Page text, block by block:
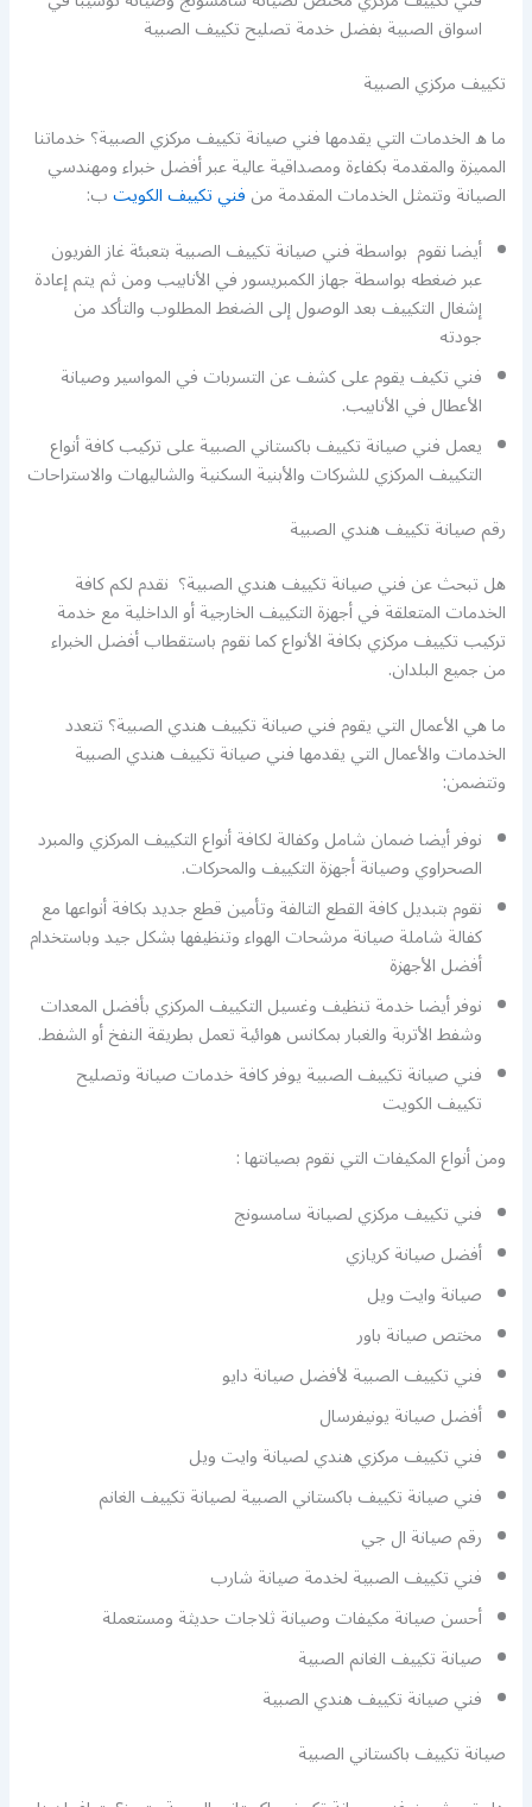
اسواق الصبية بفضل خدمة تصليح تكييف الصبية
تكييف مركزي الصبية
ما ه الخدمات التي يقدمها فني صيانة تكييف مركزي الصبية؟ خدماتنا
المميزة والمقدمة بكفاءة ومصداقية عالية عبر أفضل خبراء ومهندسي
الصيانة وتتمثل الخدمات المقدمة منفني تكييف الكويتب:
أيضا نقوم بواسطة فني صيانة تكييف الصبية بتعبئة غاز الفريون
عبر ضغطه بواسطة جهاز الكمبريسور في الأنابيب ومن ثم يتم إعادة
إشغال التكييف بعد الوصول إلى الضغط المطلوب والتأكد من
جودته
فني تكيف يقوم على كشف عن التسربات في المواسير وصيانة
الأعطال في الأنابيب.
يعمل فني صيانة تكييف باكستاني الصبية على تركيب كافة أنواع
التكييف المركزي للشركات والأبنية السكنية والشاليهات والاستراحات
رقم صيانة تكييف هندي الصبية
هل تبحث عن فني صيانة تكييف هندي الصبية؟ نقدم لكم كافة
الخدمات المتعلقة في أجهزة التكييف الخارجية أو الداخلية مع خدمة
تركيب تكييف مركزي بكافة الأنواع كما نقوم باستقطاب أفضل الخبراء
من جميع البلدان.
ما هي الأعمال التي يقوم فني صيانة تكييف هندي الصبية؟ تتعدد
الخدمات والأعمال التي يقدمها فني صيانة تكييف هندي الصبية
وتتضمن:
نوفر أيضا ضمان شامل وكفالة لكافة أنواع التكييف المركزي والمبرد
الصحراوي وصيانة أجهزة التكييف والمحركات.
نقوم بتبديل كافة القطع التالفة وتأمين قطع جديد بكافة أنواعها مع
كفالة شاملة صيانة مرشحات الهواء وتنظيفها بشكل جيد وباستخدام
أفضل الأجهزة
نوفر أيضا خدمة تنظيف وغسيل التكييف المركزي بأفضل المعدات
وشفط الأتربة والغبار بمكانس هوائية تعمل بطريقة النفخ أو الشفط.
فني صيانة تكييف الصبية يوفر كافة خدمات صيانة وتصليح
تكييف الكويت
ومن أنواع المكيفات التي نقوم بصيانتها :
فني تكييف مركزي لصيانة سامسونج
أفضل صيانة كريازي
صيانة وايت ويل
مختص صيانة باور
فني تكييف الصبية لأفضل صيانة دايو
أفضل صيانة يونيفرسال
فني تكييف مركزي هندي لصيانة وايت ويل
فني صيانة تكييف باكستاني الصبية لصيانة تكييف الغانم
رقم صيانة ال جي
فني تكييف الصبية لخدمة صيانة شارب
أحسن صيانة مكيفات وصيانة ثلاجات حديثة ومستعملة
صيانة تكييف الغانم الصبية
فني صيانة تكييف هندي الصبية
صيانة تكييف باكستاني الصبية